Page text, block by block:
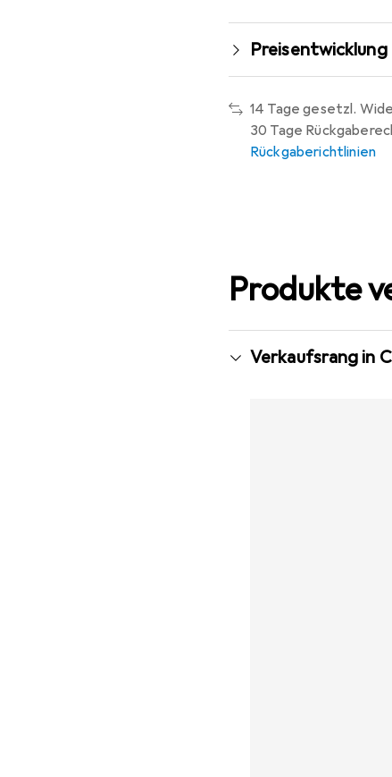
Preisentwicklung
14 Tage gesetzl.
30 Tage
Rückgaberichtlinien
Produkte
Verkaufsrang in